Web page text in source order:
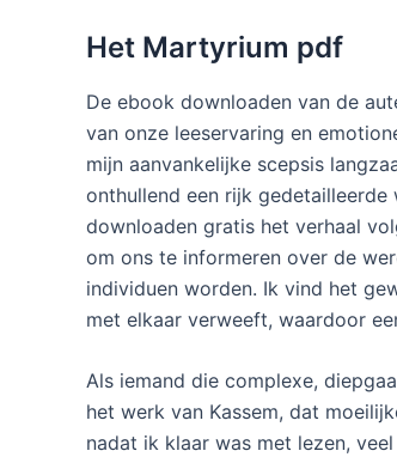
Het Martyrium pdf
De ebook downloaden van de
van onze leeservaring en
mijn aanvankelijke scepsis
onthullend een rijk
downloaden gratis het verhaal
om ons te informeren over de
individuen worden. Ik vind het
met elkaar verweeft, waardoor
Als iemand die complexe,
het werk van Kassem, dat
nadat ik klaar was met lezen,